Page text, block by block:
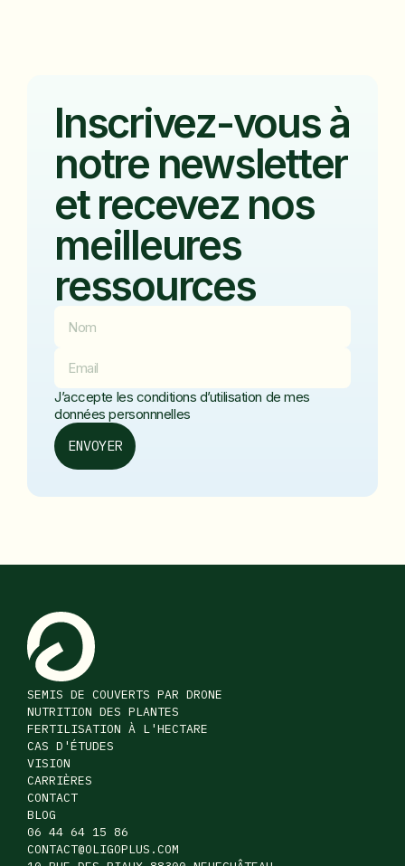
Inscrivez-vous à
notre newsletter
et recevez nos
meilleures
ressources
J’accepte les conditions d’utilisation de mes
données personnnelles
SEMIS DE COUVERTS PAR DRONE
NUTRITION DES PLANTES
FERTILISATION À L'HECTARE
CAS D'ÉTUDES
VISION
CARRIÈRES
CONTACT
BLOG
06 44 64 15 86
CONTACT@OLIGOPLUS.COM